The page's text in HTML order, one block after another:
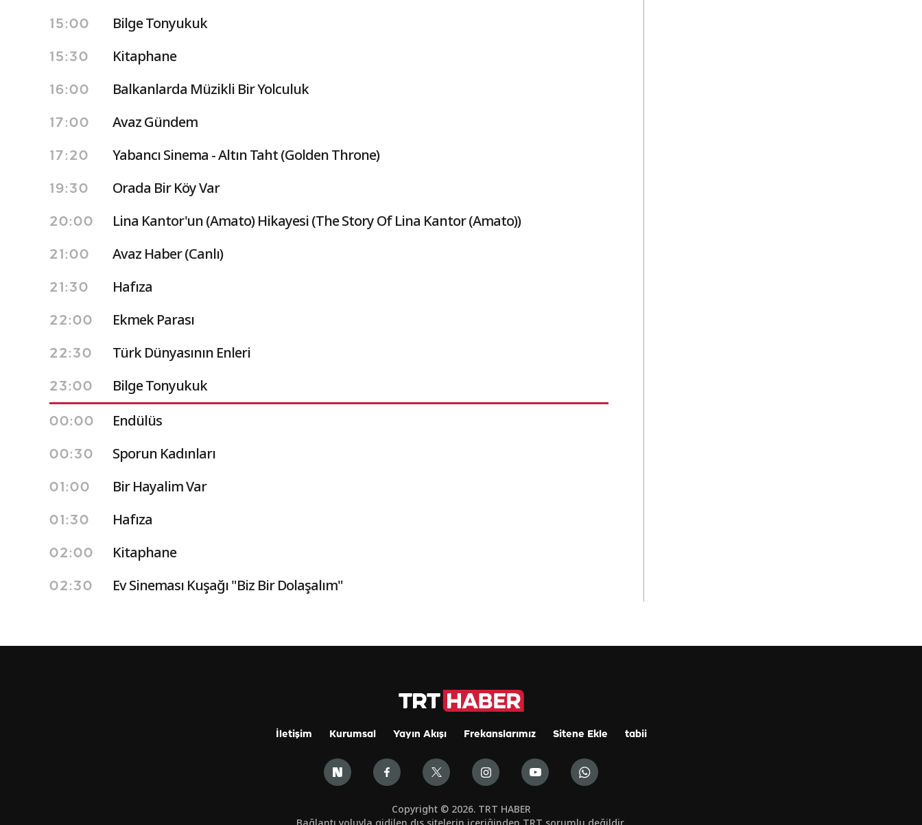
15:00 Bilge Tonyukuk
15:30 Kitaphane
16:00 Balkanlarda Müzikli Bir Yolculuk
17:00 Avaz Gündem
17:20 Yabancı Sinema - Altın Taht (Golden Throne)
19:30 Orada Bir Köy Var
20:00 Lina Kantor'un (Amato) Hikayesi (The Story Of Lina Kantor (Amato))
21:00 Avaz Haber (Canlı)
21:30 Hafıza
22:00 Ekmek Parası
22:30 Türk Dünyasının Enleri
23:00 Bilge Tonyukuk
00:00 Endülüs
00:30 Sporun Kadınları
01:00 Bir Hayalim Var
01:30 Hafıza
02:00 Kitaphane
02:30 Ev Sineması Kuşağı "Biz Bir Dolaşalım"
İletişim Kurumsal Yayın Akışı Frekanslarımız Sitene Ekle tabii
Copyright © 2026. TRT HABER